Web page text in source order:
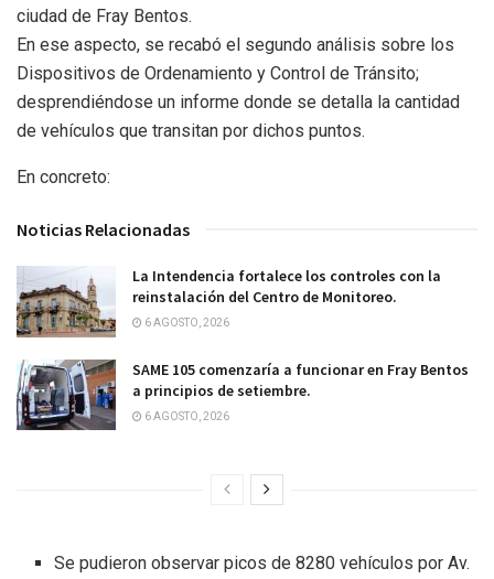
ciudad de Fray Bentos.
En ese aspecto, se recabó el segundo análisis sobre los
Dispositivos de Ordenamiento y Control de Tránsito;
desprendiéndose un informe donde se detalla la cantidad
de vehículos que transitan por dichos puntos.
En concreto:
Noticias Relacionadas
La Intendencia fortalece los controles con la
reinstalación del Centro de Monitoreo.
6 AGOSTO, 2026
SAME 105 comenzaría a funcionar en Fray Bentos
a principios de setiembre.
6 AGOSTO, 2026
Se pudieron observar picos de 8280 vehículos por Av.